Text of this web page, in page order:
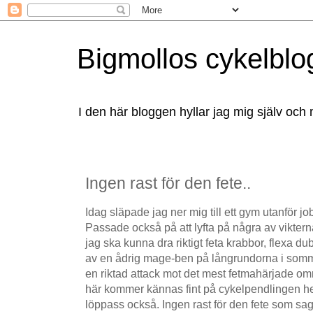
Bigmollos
I den här bloggen hyllar jag mig själv
Ingen rast för den fete..
Idag släpade jag ner mig till ett gym utanför
Passade också på att lyfta på några av
jag ska kunna dra riktigt feta krabbor, flexa
av en ådrig mage-ben på långrundorna i
en riktad attack mot det mest fetmahärjade
här kommer kännas fint på cykelpendlingen
löppass också. Ingen rast för den fete som